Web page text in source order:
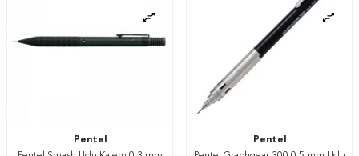
Pentel
Pentel